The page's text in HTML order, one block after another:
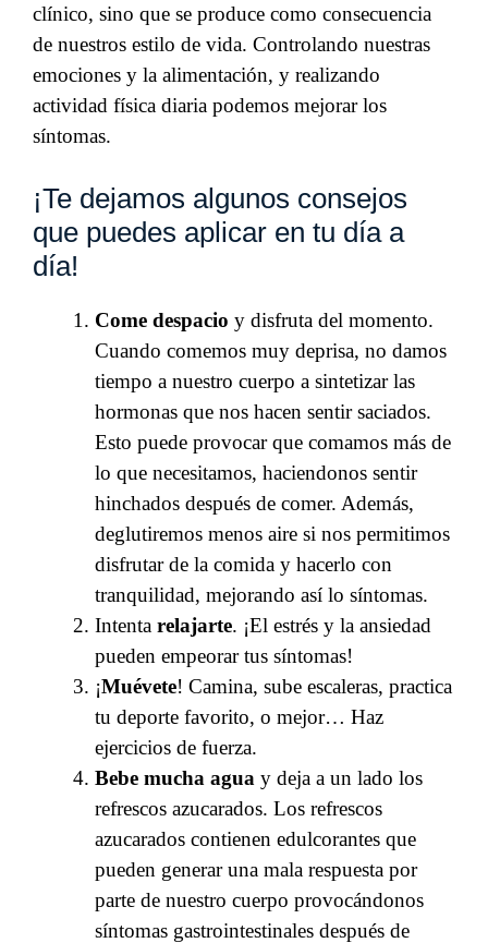
clínico, sino que se produce como consecuencia
de nuestros estilo de vida. Controlando nuestras
emociones y la alimentación, y realizando
actividad física diaria podemos mejorar los
síntomas.
¡Te dejamos algunos consejos
que puedes aplicar en tu día a
día!
Come despacio y disfruta del momento.
Cuando comemos muy deprisa, no damos
tiempo a nuestro cuerpo a sintetizar las
hormonas que nos hacen sentir saciados.
Esto puede provocar que comamos más de
lo que necesitamos, haciendonos sentir
hinchados después de comer. Además,
deglutiremos menos aire si nos permitimos
disfrutar de la comida y hacerlo con
tranquilidad, mejorando así lo síntomas.
Intenta relajarte. ¡El estrés y la ansiedad
pueden empeorar tus síntomas!
¡Muévete! Camina, sube escaleras, practica
tu deporte favorito, o mejor… Haz
ejercicios de fuerza.
Bebe mucha agua y deja a un lado los
refrescos azucarados. Los refrescos
azucarados contienen edulcorantes que
pueden generar una mala respuesta por
parte de nuestro cuerpo provocándonos
síntomas gastrointestinales después de